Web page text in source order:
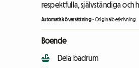
respektfulla, självständiga och
Automatisk översättning-Originalbeskrivning
Boende
Dela badrum